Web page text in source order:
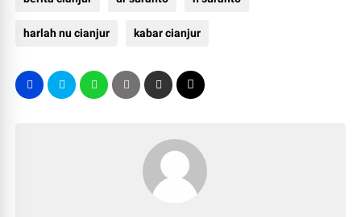
harlah nu cianjur kabar cianjur